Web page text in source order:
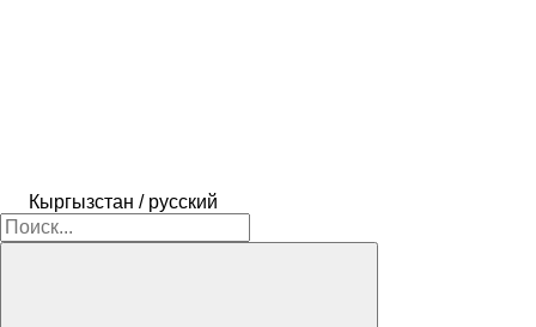
Кыргызстан / русский